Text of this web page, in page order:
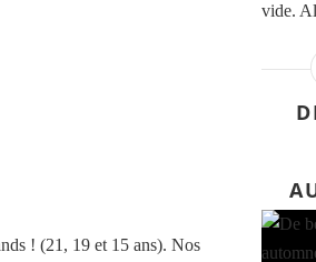
! (21, 19 et 15 ans). Nos
vide.